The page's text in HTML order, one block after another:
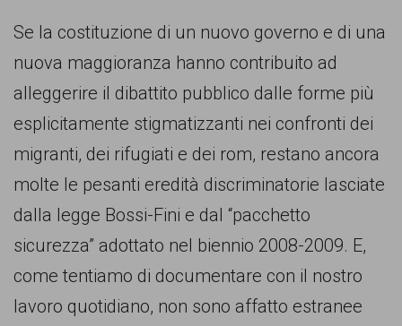
Se la costituzione di un nuovo governo e di una
nuova maggioranza hanno contribuito ad
alleggerire il dibattito pubblico dalle forme più
esplicitamente stigmatizzanti nei confronti dei
migranti, dei rifugiati e dei rom, restano ancora
molte le pesanti eredità discriminatorie lasciate
dalla legge Bossi-Fini e dal “pacchetto
sicurezza” adottato nel biennio 2008-2009. E,
come tentiamo di documentare con il nostro
lavoro quotidiano, non sono affatto estranee